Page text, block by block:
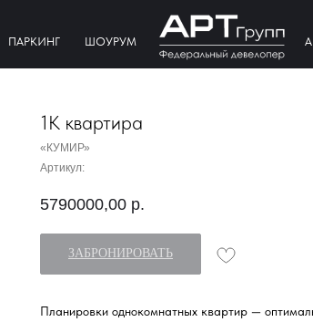
ШОУРУМ
ПАРКИНГ
1К квартира
«КУМИР»
Артикул:
5790000,00 р.
ЗАБРОНИРОВАТЬ
Планировки однокомнатных квартир —